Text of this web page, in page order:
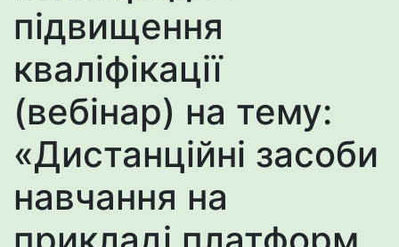
підвищення
кваліфікації
(вебінар) на тему:
«Дистанційні засоби
навчання на